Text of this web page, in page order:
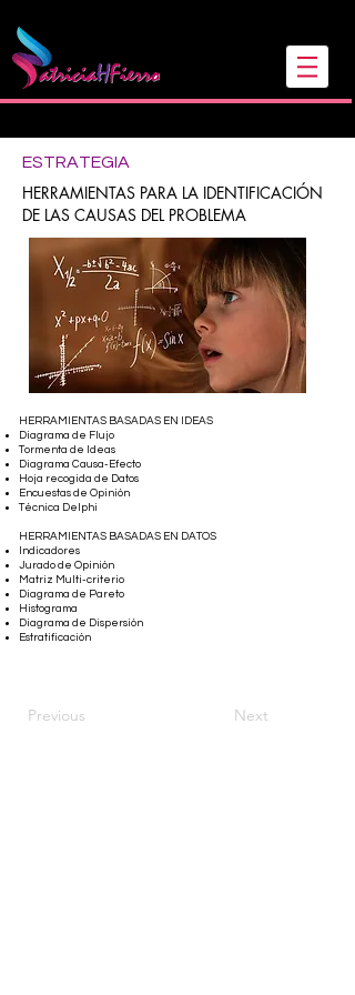
ESTRATEGIA
HERRAMIENTAS PARA LA IDENTIFICACIÓN
DE LAS CAUSAS DEL PROBLEMA
HERRAMIENTAS BASADAS EN IDEAS
Diagrama de Flujo
Tormenta de Ideas
Diagrama Causa-Efecto
Hoja recogida de Datos
Encuestas de Opinión
Técnica Delphi
HERRAMIENTAS BASADAS EN DATOS
Indicadores
Jurado de Opinión
Matriz Multi-criterio
Diagrama de Pareto
Histograma
Diagrama de Dispersión
Estratificación
Previous Next